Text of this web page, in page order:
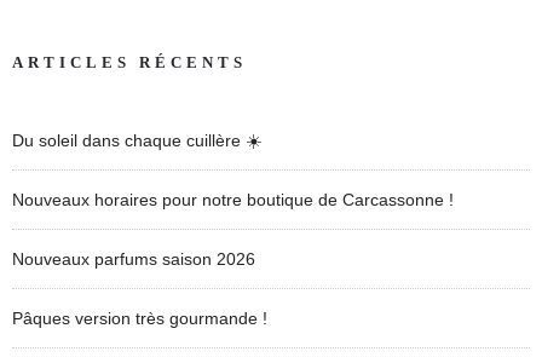
ARTICLES RÉCENTS
Du soleil dans chaque cuillère ☀️
Nouveaux horaires pour notre boutique de Carcassonne !
Nouveaux parfums saison 2026
Pâques version très gourmande !